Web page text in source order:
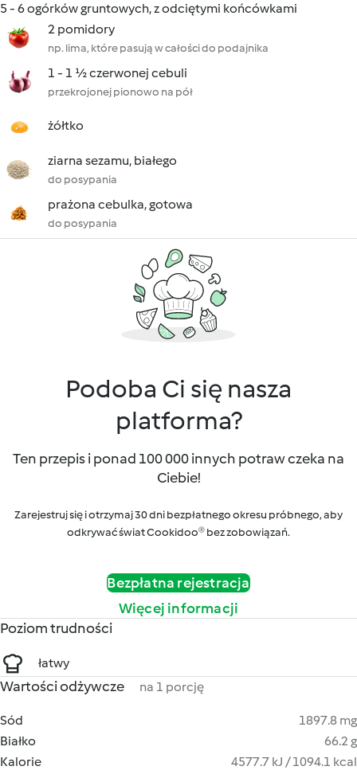
5 - 6 ogórków gruntowych, z odciętymi końcówkami
2 pomidory
np. lima, które pasują w całości do podajnika
1 - 1 ½ czerwonej cebuli
przekrojonej pionowo na pół
żółtko
ziarna sezamu, białego
do posypania
prażona cebulka, gotowa
do posypania
Podoba Ci się nasza
platforma?
Ten przepis i ponad 100 000 innych potraw czeka na
Ciebie!
Zarejestruj się i otrzymaj 30 dni bezpłatnego okresu próbnego, aby
odkrywać świat Cookidoo® bez zobowiązań.
Bezpłatna rejestracja
Więcej informacji
Poziom trudności
łatwy
Wartości odżywcze na 1 porcję
Sód
1897.8 mg
Białko
66.2 g
Kalorie
4577.7 kJ / 1094.1 kcal